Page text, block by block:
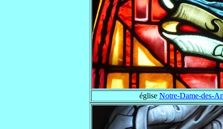
église Notre-Dame-des-